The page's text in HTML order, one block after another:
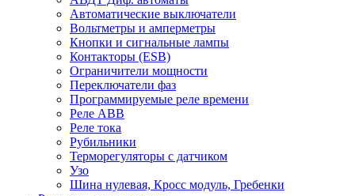
Автоматические выключатели
Вольтметры и амперметры
Кнопки и сигнальные лампы
Контакторы (ESB)
Ограничители мощности
Переключатели фаз
Программируемые реле времени
Реле ABB
Реле тока
Рубильники
Терморегуляторы с датчиком
Узо
Шина нулевая, Кросс модуль, Гребенки